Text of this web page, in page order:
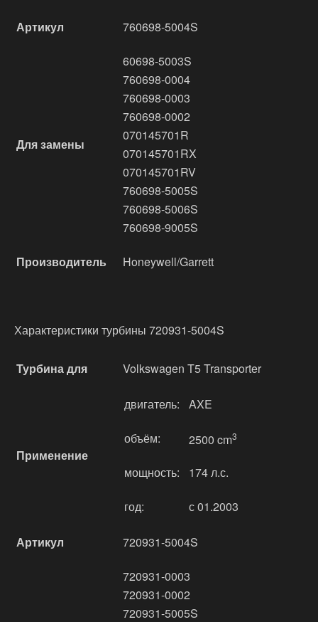
Артикул 760698-5004S
Для замены
60698-5003S
760698-0004
760698-0003
760698-0002
070145701R
070145701RX
070145701RV
760698-5005S
760698-5006S
760698-9005S
Производитель Honeywell/Garrett
Характеристики турбины 720931-5004S
Турбина для Volkswagen T5 Transporter
Применение
двигатель: AXE
объём: 2500 cm3
мощность: 174 л.с.
год: с 01.2003
Артикул 720931-5004S
720931-0003
720931-0002
720931-5005S